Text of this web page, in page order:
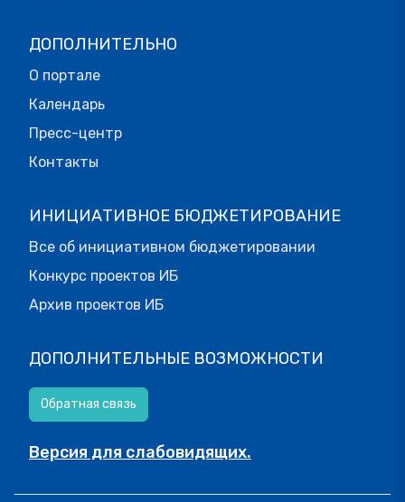
ДОПОЛНИТЕЛЬНО
О портале
Календарь
Пресс-центр
Контакты
ИНИЦИАТИВНОЕ БЮДЖЕТИРОВАНИЕ
Все об инициативном бюджетировании
Конкурс проектов ИБ
Архив проектов ИБ
ДОПОЛНИТЕЛЬНЫЕ ВОЗМОЖНОСТИ
Обратная связь
Версия для слабовидящих.